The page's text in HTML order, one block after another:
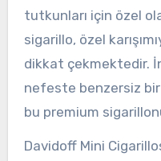
tutkunları için özel
sigarillo, özel
dikkat çekmektedir.
nefeste benzersiz
bu premium
Davidoff Mini